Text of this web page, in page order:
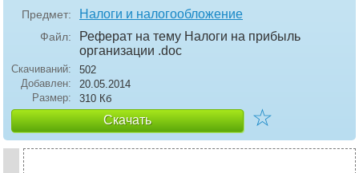
Предмет: Налоги и налогообложение
Файл:
Реферат на тему Налоги на прибыль
организации .doc
Скачиваний:
502
Добавлен:
20.05.2014
Размер:
310 Кб
Скачать ☆